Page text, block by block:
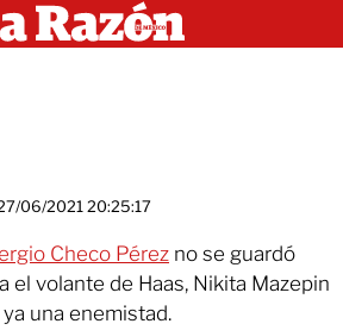
06/2021 20:25:17
Checo Pérez no se guardó
el volante de Haas, Nikita Mazepin
una enemistad.